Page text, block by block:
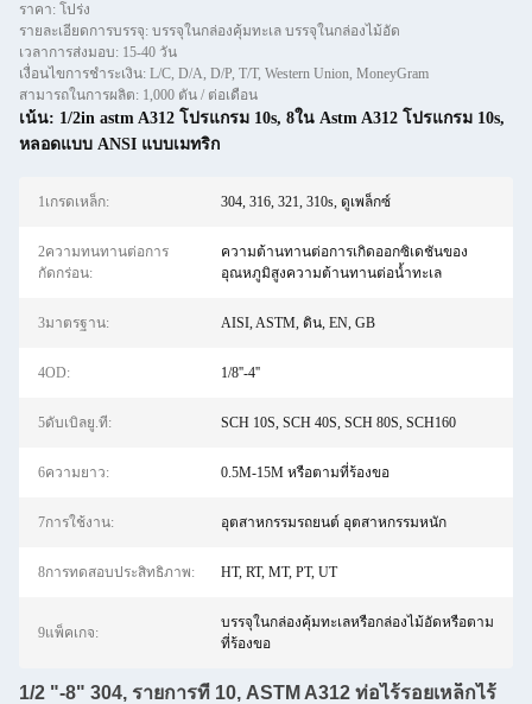
ราคา: โปร่ง
รายละเอียดการบรรจุ: บรรจุในกล่องคุ้มทะเล บรรจุในกล่องไม้อัด
เวลาการส่งมอบ: 15-40 วัน
เงื่อนไขการชำระเงิน: L/C, D/A, D/P, T/T, Western Union, MoneyGram
สามารถในการผลิต: 1,000 ตัน / ต่อเดือน
เน้น: 1/2in astm A312 โปรแกรม 10s, 8ใน Astm A312 โปรแกรม 10s,
หลอดแบบ ANSI แบบเมทริก
1เกรดเหล็ก: 304, 316, 321, 310s, ดูเพล็กซ์
2ความทนทานต่อการ
กัดกร่อน:
ความต้านทานต่อการเกิดออกซิเดชันของ
อุณหภูมิสูงความต้านทานต่อน้ำทะเล
3มาตรฐาน: AISI, ASTM, ดิน, EN, GB
4OD: 1/8''-4''
5ดับเบิลยู.ที: SCH 10S, SCH 40S, SCH 80S, SCH160
6ความยาว: 0.5M-15M หรือตามที่ร้องขอ
7การใช้งาน: อุตสาหกรรมรถยนต์ อุตสาหกรรมหนัก
8การทดสอบประสิทธิภาพ: HT, RT, MT, PT, UT
9แพ็คเกจ:
บรรจุในกล่องคุ้มทะเลหรือกล่องไม้อัดหรือตาม
ที่ร้องขอ
1/2 "-8" 304, รายการที่ 10, ASTM A312 ท่อไร้รอยเหล็กไร้